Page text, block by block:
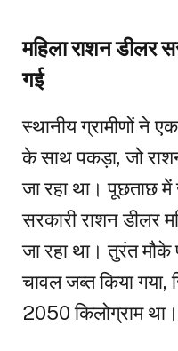
महिला राशन डीलर
गई
स्थानीय ग्रामीणों ने
के साथ पकड़ा, जो
जा रहा था। पूछताछ
सरकारी राशन डीलर
जा रहा था। तुरंत
चावल जब्त किया
2050 किलोग्राम था।